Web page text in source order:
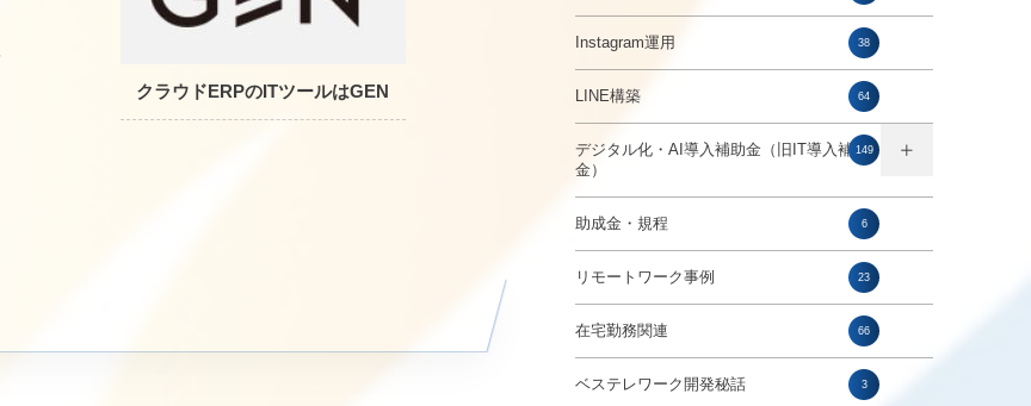
クラウドERPのITツールはGEN
Instagram運用 38
LINE構築 64
デジタル化・AI導入補助金（旧IT導入補助
金）
149
助成金・規程 6
リモートワーク事例 23
在宅勤務関連 66
ベステレワーク開発秘話 3